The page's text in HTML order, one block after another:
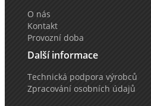
O nás
Kontakt
Provozní doba
Další informace
Technická podpora výrobců
Zpracování osobních údajů